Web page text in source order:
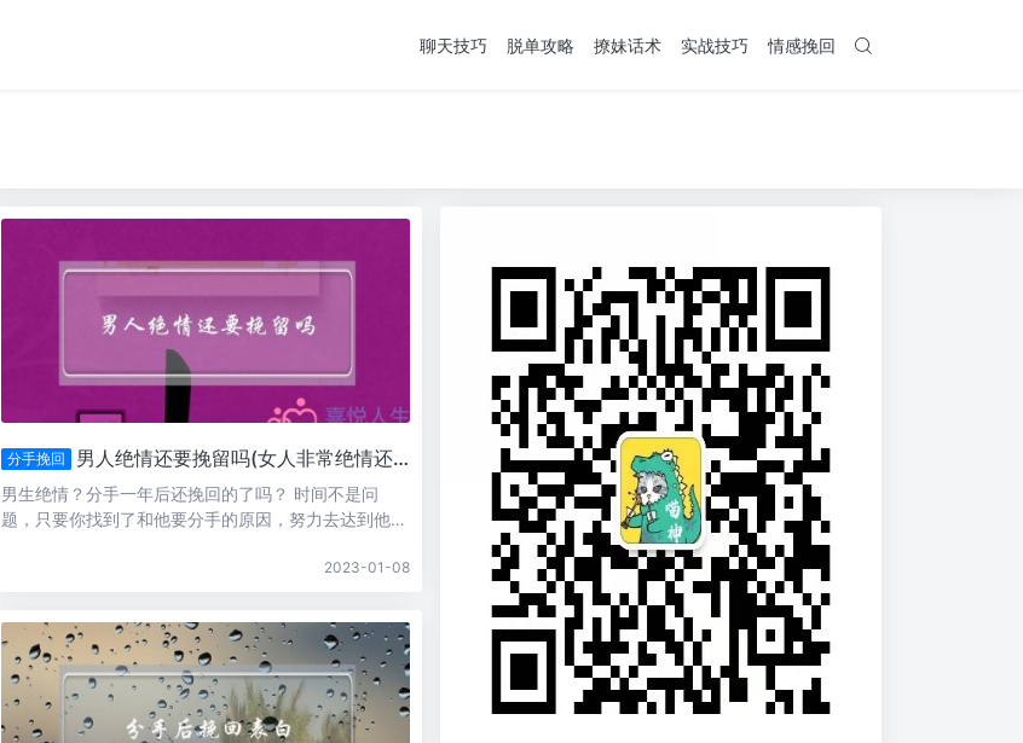
聊天技巧 脱单攻略 撩妹话术 实战技巧 情感挽回
分手挽回 男人绝情还要挽留吗(女人非常绝情还要挽留吗)
男生绝情？分手一年后还挽回的了吗？ 时间不是问
题，只要你找到了和他要分手的原因，努力去达到他的
女人的温柔面前，百分之九十九的男人都会投降的，努
采纳谢...
2023-01-08